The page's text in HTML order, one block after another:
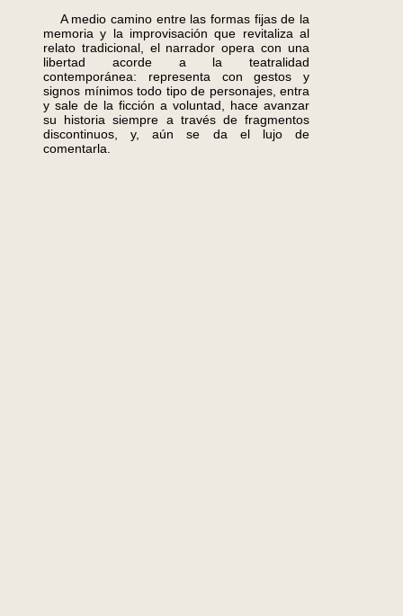
A medio camino entre las formas fijas de la
memoria y la improvisación que revitaliza al
relato tradicional, el narrador opera con una
libertad acorde a la teatralidad
contemporánea: representa con gestos y
signos mínimos todo tipo de personajes, entra
y sale de la ficción a voluntad, hace avanzar
su historia siempre a través de fragmentos
discontinuos, y, aún se da el lujo de
comentarla.